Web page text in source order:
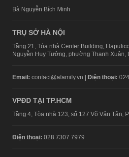
Bà Nguyễn Bích Minh
TRỤ SỞ HÀ NỘI
Tầng 21, Tòa nhà Center Building,
Nguyễn Huy Tưởng, phường Thanh Xuân,
Email: contact@afamily.vn | Điện thoại:
VPĐD TẠI TP.HCM
Tầng 4, Tòa nhà 123, số 127 Võ Văn Tần,
Điện thoại: 028 7307 7979